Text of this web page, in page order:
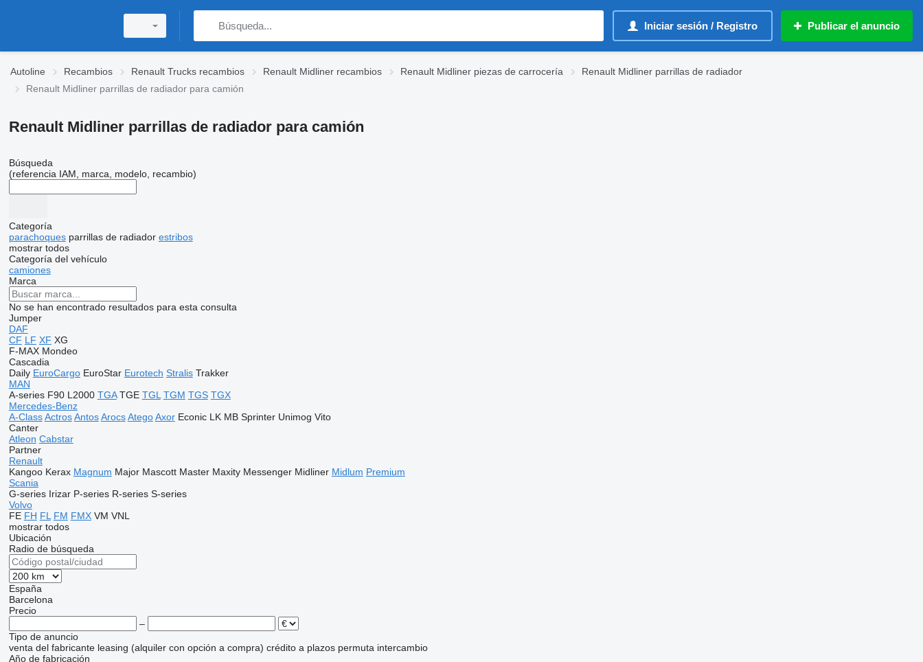
Iniciar sesión / Registro Publicar el anuncio
Autoline Recambios Renault Trucks recambios Renault Midliner recambios Renault Midliner piezas de carrocería
Renault Midliner parrillas de radiador
Renault Midliner parrillas de radiador para camión
Renault Midliner parrillas de radiador para camión
Búsqueda
(referencia IAM, marca, modelo, recambio)
Categoría
parachoques parrillas de radiador estribos
mostrar todos
Categoría del vehículo
camiones
Marca
No se han encontrado resultados para esta consulta
Jumper
DAF
CF LF XF XG
F-MAX Mondeo
Cascadia
Daily EuroCargo EuroStar Eurotech Stralis Trakker
MAN
A-series F90 L2000 TGA TGE TGL TGM TGS TGX
Mercedes-Benz
A-Class Actros Antos Arocs Atego Axor Econic LK MB Sprinter Unimog Vito
Canter
Atleon Cabstar
Partner
Renault
Kangoo Kerax Magnum Major Mascott Master Maxity Messenger Midliner Midlum Premium
Scania
G-series Irizar P-series R-series S-series
Volvo
FE FH FL FM FMX VM VNL
mostrar todos
Ubicación
Radio de búsqueda
España
Barcelona
Precio
–
Tipo de anuncio
venta del fabricante leasing (alquiler con opción a compra) crédito a plazos permuta intercambio
Año de fabricación